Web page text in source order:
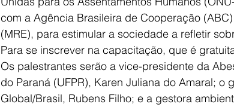
com a Agência Brasileira de Cooperação
(MRE), para estimular a sociedade a refletir
Para se inscrever na capacitação, que é
Os palestrantes serão a vice-presidente da
do Paraná (UFPR), Karen Juliana do Amaral;
Global/Brasil, Rubens Filho; e a gestora